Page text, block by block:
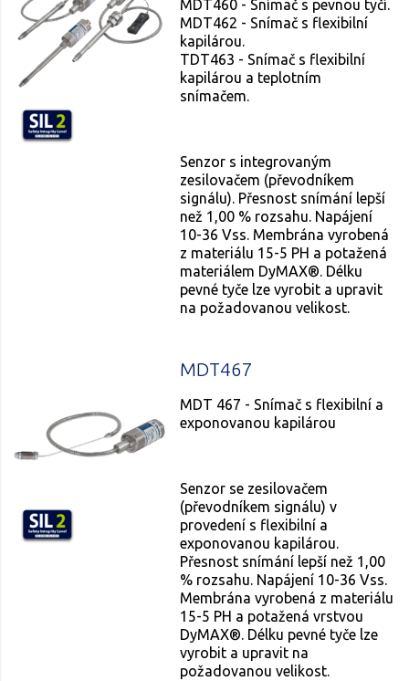
MDT460 - Snímač s pevnou tyčí.
MDT462 - Snímač s flexibilní
kapilárou.
TDT463 - Snímač s flexibilní
kapilárou a teplotním
snímačem.
Senzor s integrovaným
zesilovačem (převodníkem
signálu). Přesnost snímání lepší
než 1,00 % rozsahu. Napájení
10-36 Vss. Membrána vyrobená
z materiálu 15-5 PH a potažená
materiálem DyMAX®. Délku
pevné tyče lze vyrobit a upravit
na požadovanou velikost.
MDT467
MDT 467 - Snímač s flexibilní a
exponovanou kapilárou
Senzor se zesilovačem
(převodníkem signálu) v
provedení s flexibilní a
exponovanou kapilárou.
Přesnost snímání lepší než 1,00
% rozsahu. Napájení 10-36 Vss.
Membrána vyrobená z materiálu
15-5 PH a potažená vrstvou
DyMAX®. Délku pevné tyče lze
vyrobit a upravit na
požadovanou velikost.